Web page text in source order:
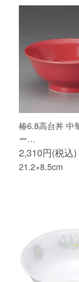
椿6.8高台丼 中
ー…
2,310円(税込)
21.2×8.5cm